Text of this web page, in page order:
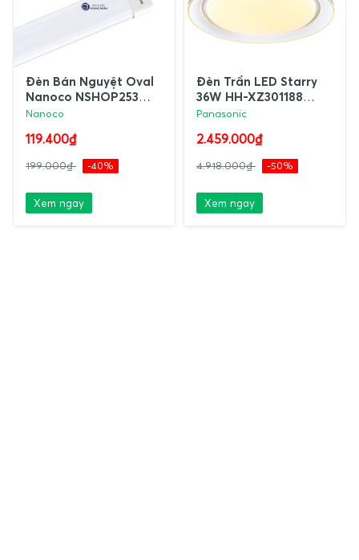
Đèn Bán Nguyệt Oval
Nanoco NSHOP253
Thân Nhựa
Nanoco
119.400₫
199.000₫ -40%
Xem ngay
Đèn Trần LED Starry
36W HH-XZ301188
Panasonic
Panasonic
2.459.000₫
4.918.000₫ -50%
Xem ngay